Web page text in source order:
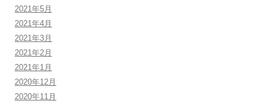
2021年5月
2021年4月
2021年3月
2021年2月
2021年1月
2020年12月
2020年11月